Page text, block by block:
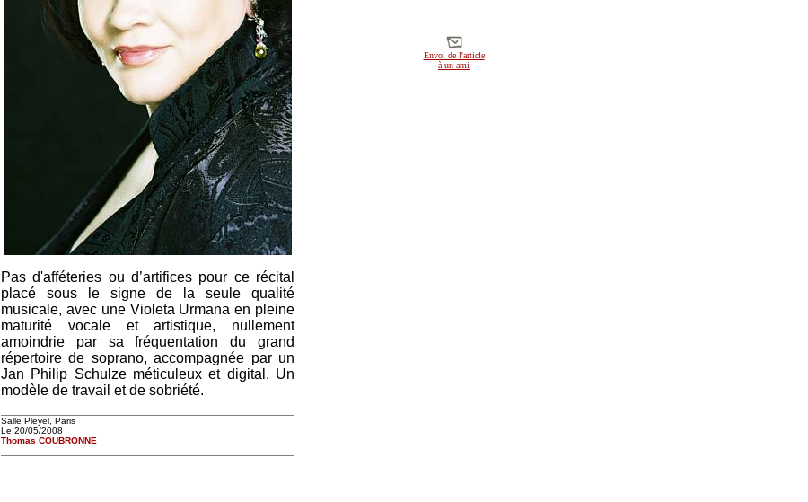
Pas d'afféteries ou d’artifices pour ce récital
placé sous le signe de la seule qualité
musicale, avec une Violeta Urmana en pleine
maturité vocale et artistique, nullement
amoindrie par sa fréquentation du grand
répertoire de soprano, accompagnée par un
Jan Philip Schulze méticuleux et digital. Un
modèle de travail et de sobriété.
Salle Pleyel, Paris
Le 20/05/2008
Thomas COUBRONNE
Envoi de l'article
à un ami